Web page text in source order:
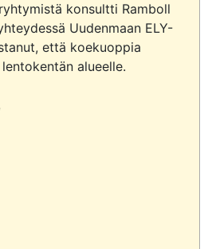
konsultti Ramboll
Uudenmaan ELY-
että koekuoppia
alueelle.